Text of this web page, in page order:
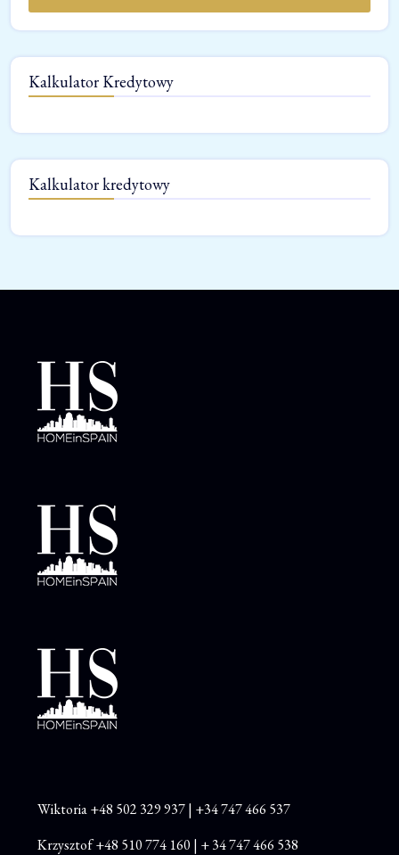
Kalkulator Kredytowy
Kalkulator kredytowy
Wiktoria+48 502 329 937| +34 747 466 537
Krzysztof+48 510 774 160 | + 34 747 466 538